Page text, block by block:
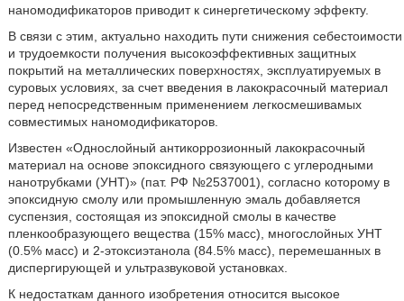
наномодификаторов приводит к синергетическому эффекту.
В связи с этим, актуально находить пути снижения себестоимости
и трудоемкости получения высокоэффективных защитных
покрытий на металлических поверхностях, эксплуатируемых в
суровых условиях, за счет введения в лакокрасочный материал
перед непосредственным применением легкосмешивамых
совместимых наномодификаторов.
Известен «Однослойный антикоррозионный лакокрасочный
материал на основе эпоксидного связующего с углеродными
нанотрубками (УНТ)» (пат. РФ №2537001), согласно которому в
эпоксидную смолу или промышленную эмаль добавляется
суспензия, состоящая из эпоксидной смолы в качестве
пленкообразующего вещества (15% масс), многослойных УНТ
(0.5% масс) и 2-этоксиэтанола (84.5% масс), перемешанных в
диспергирующей и ультразвуковой установках.
К недостаткам данного изобретения относится высокое